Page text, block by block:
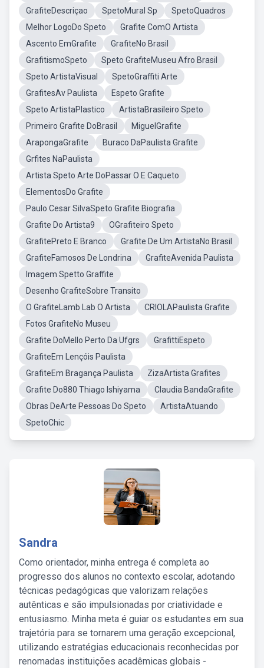
GrafiteDescriçao SpetoMural Sp
SpetoQuadros
Melhor LogoDo Speto
Grafite ComO Artista
Ascento EmGrafite
GrafiteNo Brasil
GrafitismoSpeto
Speto GrafiteMuseu Afro Brasil
Speto ArtistaVisual
SpetoGraffiti Arte
GrafitesAv Paulista
Espeto Grafite
Speto ArtistaPlastico
ArtistaBrasileiro Speto
Primeiro Grafite DoBrasil
MiguelGrafite
ArapongaGrafite
Buraco DaPaulista Grafite
Grfites NaPaulista
Artista Speto Arte DoPassar O E Caqueto
ElementosDo Grafite
Paulo Cesar SilvaSpeto Grafite Biografia
Grafite Do Artista9
OGrafiteiro Speto
GrafitePreto E Branco
Grafite De Um ArtistaNo Brasil
GrafiteFamosos De Londrina
GrafiteAvenida Paulista
Imagem Spetto Graffite
Desenho GrafiteSobre Transito
O GrafiteLamb Lab O Artista
CRIOLAPaulista Grafite
Fotos GrafiteNo Museu
Grafite DoMello Perto Da Ufgrs
GrafittiEspeto
GrafiteEm Lençóis Paulista
GrafiteEm Bragança Paulista
ZizaArtista Grafites
Grafite Do880 Thiago Ishiyama
Claudia BandaGrafite
Obras DeArte Pessoas Do Speto
ArtistaAtuando
SpetoChic
Sandra
Como orientador, minha entrega é completa ao
progresso dos alunos no contexto escolar, adotando
técnicas pedagógicas que valorizam relações
autênticas e são impulsionadas por criatividade e
entusiasmo. Minha meta é guiar os estudantes em sua
trajetória para se tornarem uma geração excepcional,
utilizando estratégias educacionais reconhecidas por
renomadas instituições acadêmicas globais -